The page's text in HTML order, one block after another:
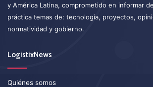
y América Latina, comprometido en informar
práctica temas de: tecnología, proyectos,
normatividad y gobierno.
LogistixNews
Quiénes somos